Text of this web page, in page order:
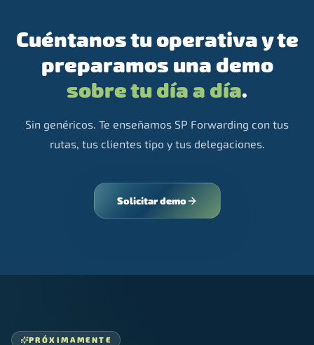
Cuéntanos tu operativa y te
preparamos una demo
sobre tu día a día.
Sin genéricos. Te enseñamos SP Forwarding con tus
rutas, tus clientes tipo y tus delegaciones.
Solicitar demo
PRÓXIMAMENTE